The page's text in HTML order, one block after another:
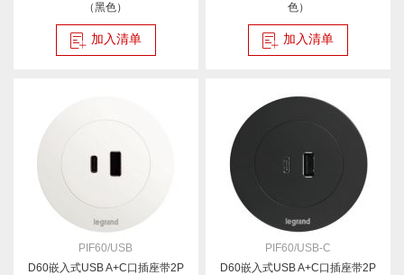
（黑色）
加入清单
色）
加入清单
PIF60/USB
D60嵌入式USB A+C口插座带2P
PIF60/USB-C
D60嵌入式USB A+C口插座带2P